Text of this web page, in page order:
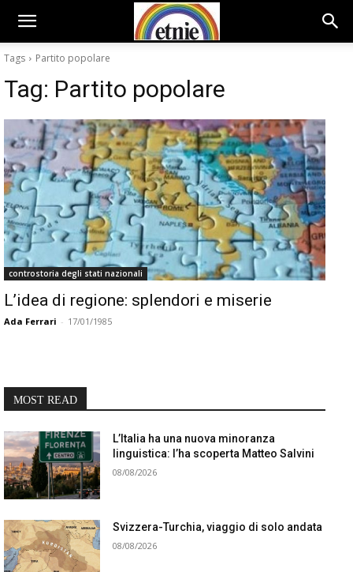
Tags Partito popo­lare
Tag: Partito popo­lare
controstoria degli stati nazionali
L’idea di regione: splendori e miserie
Ada Ferrari - 17/01/1985
MOST READ
L’Italia ha una nuova minoranza
linguistica: l’ha scoperta Matteo Salvini
08/08/2026
Svizzera-Turchia, viaggio di solo andata
08/08/2026